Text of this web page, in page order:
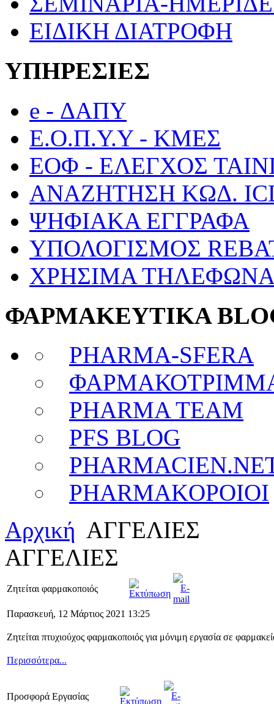
ΕΙΔΙΚΗ ΔΙΑΤΡΟΦΗ
ΥΠΗΡΕΣΙΕΣ
e - ΔΑΠΥ
Ε.Ο.Π.Υ.Υ - ΚΜΕΣ
ΕΟΦ - ΕΛΕΓΧΟΣ
ΑΝΑΖΗΤΗΣΗ ΚΩΔ.
ΨΗΦΙΑΚΑ ΕΓΓΡΑΦΑ
ΥΠΟΛΟΓΙΣΜΟΣ
ΧΡΗΣΙΜΑ
ΦΑΡΜΑΚΕΥΤΙΚΑ
PHARMA-SFERA
PHARMA TEAM
PFS BLOG
PHARMAKOPOIOI
Αρχική ΑΓΓΕΛΙΕΣ
ΑΓΓΕΛΙΕΣ
Ζητείται φαρμακοποιός
Παρασκευή, 12 Μάρτιος 2021 13:25
Ζητείται πτυχιούχος φαρμακοποιός για μόνιμη εργασία σε
Περισσότερα...
Προσφορά Εργασίας